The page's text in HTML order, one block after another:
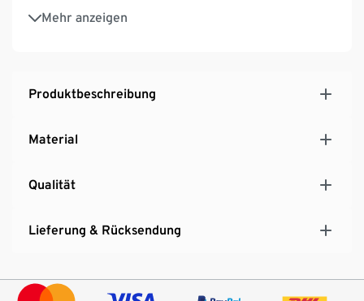
Mehr anzeigen
Gepolstert für besseren Schutz der Augen vor
Spritzwasser und Wind
Für den Boots- und Wassersport sowie für viele
weitere Sportarten geeignet
Produktbeschreibung
Material
Qualität
Lieferung & Rücksendung